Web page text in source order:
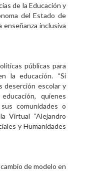
de la Educación y
del Estado de
enseñanza inclusiva
públicas para
la educación. “Si
deserción escolar y
quienes
comunidades o
Virtual “Alejandro
y Humanidades
de modelo en